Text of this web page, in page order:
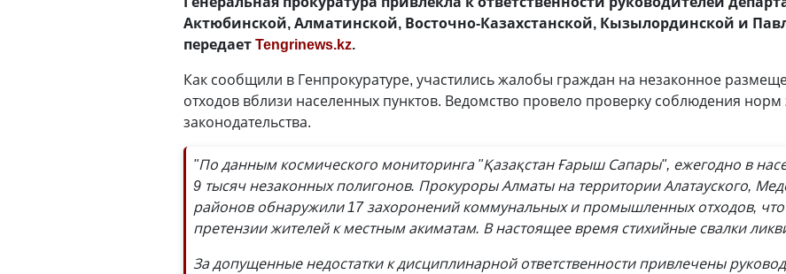
Актюбинской, Алматинской, Восточно-Казахстанской, Кызылординской и
передаетTengrinews.kz.
Как сообщили в Генпрокуратуре, участились жалобы граждан на незаконное
отходов вблизи населенных пунктов. Ведомство провело проверку соблюдения норм
законодательства.
"По данным космического мониторинга "Қазақстан Ғарыш Сапары", ежегодно в
9 тысяч незаконных полигонов. Прокуроры Алматы на территории Алатауского,
районов обнаружили 17 захоронений коммунальных и промышленных отходов,
претензии жителей к местным акиматам. В настоящее время стихийные свалки
За допущенные недостатки к дисциплинарной ответственности привлечены